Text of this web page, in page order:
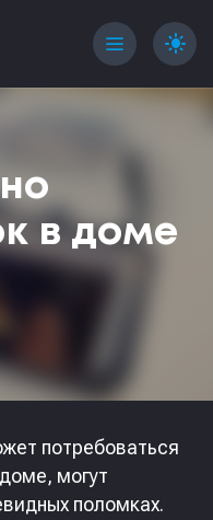
menu light_mode
в доме
потребоваться
могут
поломках.